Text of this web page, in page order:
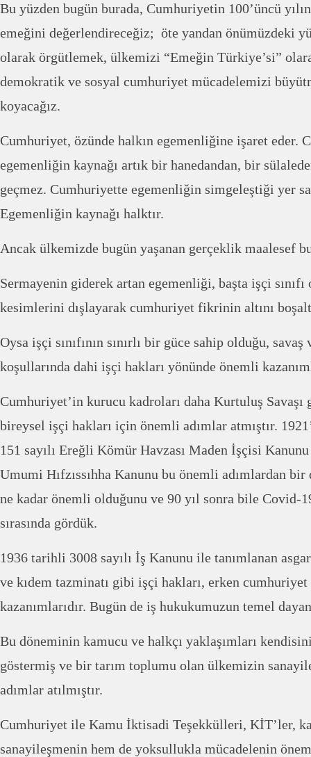
Bu yüzden bugün burada, Cumhuriyetin 100’üncü
emeğini değerlendireceğiz; öte yandan önümüzdeki
olarak örgütlemek, ülkemizi “Emeğin Türkiye’si”
demokratik ve sosyal cumhuriyet mücadelemizi
koyacağız.
Cumhuriyet, özünde halkın egemenliğine işaret eder.
egemenliğin kaynağı artık bir hanedandan, bir
geçmez. Cumhuriyette egemenliğin simgeleştiği yer
Egemenliğin kaynağı halktır.
Ancak ülkemizde bugün yaşanan gerçeklik maalesef
Sermayenin giderek artan egemenliği, başta işçi
kesimlerini dışlayarak cumhuriyet fikrinin altını
Oysa işçi sınıfının sınırlı bir güce sahip olduğu,
koşullarında dahi işçi hakları yönünde önemli
Cumhuriyet’in kurucu kadroları daha Kurtuluş Savaşı
bireysel işçi hakları için önemli adımlar atmıştır.
151 sayılı Ereğli Kömür Havzası Maden İşçisi
Umumi Hıfzıssıhha Kanunu bu önemli adımlardan
ne kadar önemli olduğunu ve 90 yıl sonra bile Covid-
sırasında gördük.
1936 tarihli 3008 sayılı İş Kanunu ile tanımlanan
ve kıdem tazminatı gibi işçi hakları, erken
kazanımlarıdır. Bugün de iş hukukumuzun temel
Bu döneminin kamucu ve halkçı yaklaşımları
göstermiş ve bir tarım toplumu olan ülkemizin
adımlar atılmıştır.
Cumhuriyet ile Kamu İktisadi Teşekkülleri, KİT’ler,
sanayileşmenin hem de yoksullukla mücadelenin